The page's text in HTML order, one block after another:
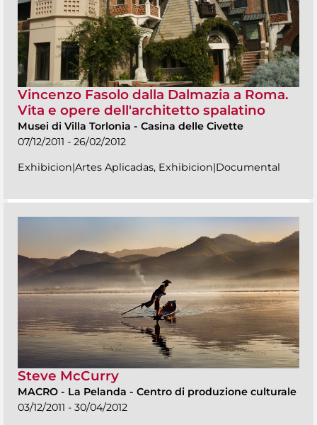
Vincenzo Fasolo dalla Dalmazia a Roma.
Vita e opere dell'architetto spalatino
Musei di Villa Torlonia - Casina delle Civette
07/12/2011 - 26/02/2012
Exhibicion|Artes Aplicadas, Exhibicion|Documental
Steve McCurry
MACRO - La Pelanda - Centro di produzione culturale
03/12/2011 - 30/04/2012